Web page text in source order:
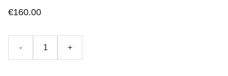
€160.00
- +